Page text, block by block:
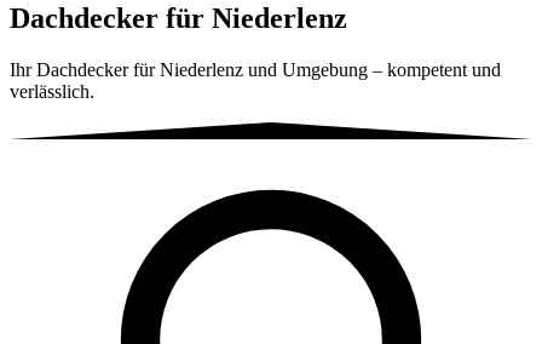
Dachdecker für Niederlenz
Ihr Dachdecker für Niederlenz und Umgebung – kompetent und
verlässlich.